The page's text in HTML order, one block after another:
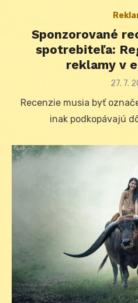
Sponzorované
spotrebiteľa:
reklamy v
Posted
27. 7.
Recenzie musia byť
inak podkopávajú